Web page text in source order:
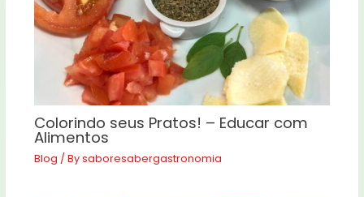
Colorindo seus Pratos! – Educar com
Alimentos
Blog / Bysaboresabergastronomia